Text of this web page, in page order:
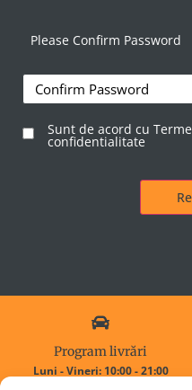
Please Confirm Password
Sunt de acord cu
confidentialitate
Program livrări
Luni - Vineri: 10:00 - 21:00